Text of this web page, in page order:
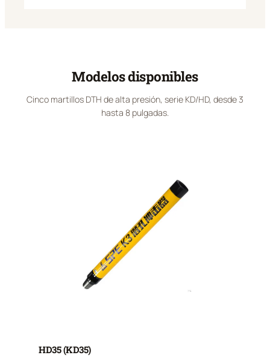
Modelos disponibles
Cinco martillos DTH de alta presión, serie KD/HD, desde 3
hasta 8 pulgadas.
HD35 (KD35)